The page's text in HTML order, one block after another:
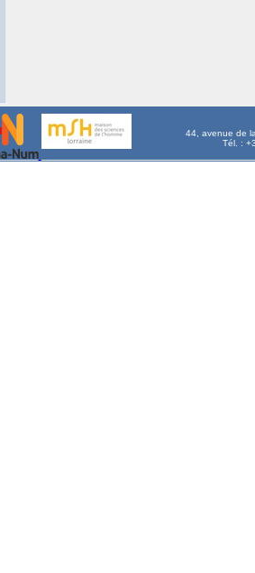
44, avenue de
Tél. :